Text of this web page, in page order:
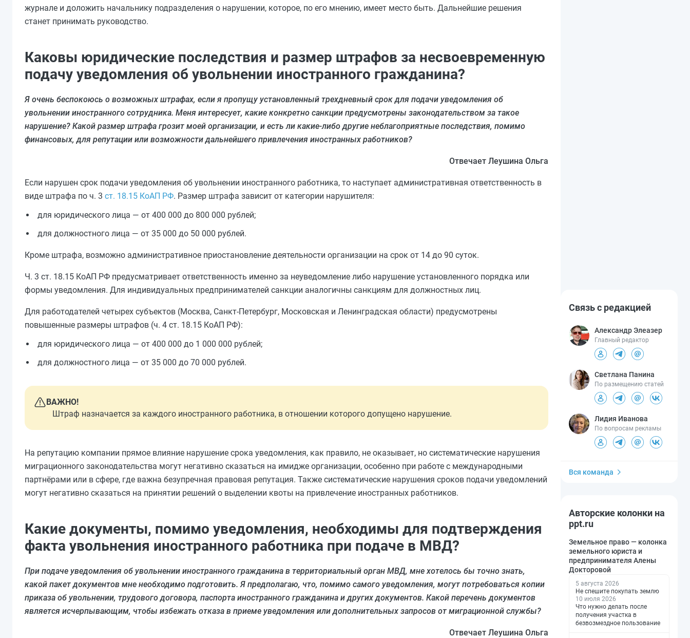
журнале и доложить начальнику подразделения о нарушении, которое, по его мнению, имеет место быть. Дальнейшие решения
станет принимать руководство.
Каковы юридические последствия и размер штрафов за несвоевременную
подачу уведомления об увольнении иностранного гражданина?
Я очень беспокоюсь о возможных штрафах, если я пропущу установленный трехдневный срок для подачи уведомления об
увольнении иностранного сотрудника. Меня интересует, какие конкретно санкции предусмотрены законодательством за такое
нарушение? Какой размер штрафа грозит моей организации, и есть ли какие-либо другие неблагоприятные последствия, помимо
финансовых, для репутации или возможности дальнейшего привлечения иностранных работников?
Отвечает Леушина Ольга
Если нарушен срок подачи уведомления об увольнении иностранного работника, то наступает административная ответственность в
виде штрафа по ч. 3 ст. 18.15 КоАП РФ. Размер штрафа зависит от категории нарушителя:
для юридического лица — от 400 000 до 800 000 рублей;
для должностного лица — от 35 000 до 50 000 рублей.
Кроме штрафа, возможно административное приостановление деятельности организации на срок от 14 до 90 суток.
Ч. 3 ст. 18.15 КоАП РФ предусматривает ответственность именно за неуведомление либо нарушение установленного порядка или
формы уведомления. Для индивидуальных предпринимателей санкции аналогичны санкциям для должностных лиц.
Для работодателей четырех субъектов (Москва, Санкт-Петербург, Московская и Ленинградская области) предусмотрены
повышенные размеры штрафов (ч. 4 ст. 18.15 КоАП РФ):
для юридического лица — от 400 000 до 1 000 000 рублей;
для должностного лица — от 35 000 до 70 000 рублей.
ВАЖНО!
Штраф назначается за каждого иностранного работника, в отношении которого допущено нарушение.
На репутацию компании прямое влияние нарушение срока уведомления, как правило, не оказывает, но систематические нарушения
миграционного законодательства могут негативно сказаться на имидже организации, особенно при работе с международными
партнёрами или в сфере, где важна безупречная правовая репутация. Также систематические нарушения сроков подачи уведомлений
могут негативно сказаться на принятии решений о выделении квоты на привлечение иностранных работников.
Какие документы, помимо уведомления, необходимы для подтверждения
факта увольнения иностранного работника при подаче в МВД?
При подаче уведомления об увольнении иностранного гражданина в территориальный орган МВД, мне хотелось бы точно знать,
какой пакет документов мне необходимо подготовить. Я предполагаю, что, помимо самого уведомления, могут потребоваться копии
приказа об увольнении, трудового договора, паспорта иностранного гражданина и других документов. Какой перечень документов
является исчерпывающим, чтобы избежать отказа в приеме уведомления или дополнительных запросов от миграционной службы?
Отвечает Леушина Ольга
Связь с редакцией
Александр Элеазер
Главный редактор
Светлана Панина
По размещению статей
Лидия Иванова
По вопросам рекламы
Вся команда
Авторские колонки на
ppt.ru
Земельное право — колонка
земельного юриста и
предпринимателя Алены
Докторовой
5 августа 2026
Не спешите покупать землю
10 июля 2026
Что нужно делать после
получения участка в
безвозмездное пользование